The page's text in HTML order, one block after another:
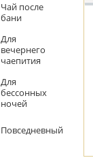
Чай после
бани
Для
вечернего
чаепития
Для
бессонных
ночей
Повседневный